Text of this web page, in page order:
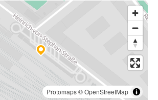
Protomaps©OpenStreetMap